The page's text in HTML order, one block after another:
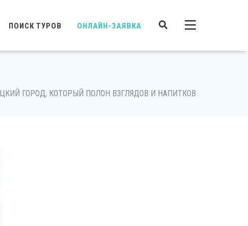
ПОИСК ТУРОВ ОНЛАЙН-ЗАЯВКА
ГОРОД, КОТОРЫЙ ПОЛОН ВЗГЛЯДОВ И НАПИТКОВ